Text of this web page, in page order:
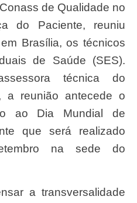
de Qualidade no
do Paciente, reuniu
Brasília, os técnicos
de Saúde (SES).
técnica do
a reunião antecede o
ao Dia Mundial de
que será realizado
na sede do